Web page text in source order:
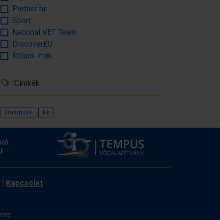
Partner hír
Sport
National VET Team
DiscoverEU
Rólunk írták
Címkék
Erasmus+ Hír
| Kapcsolat